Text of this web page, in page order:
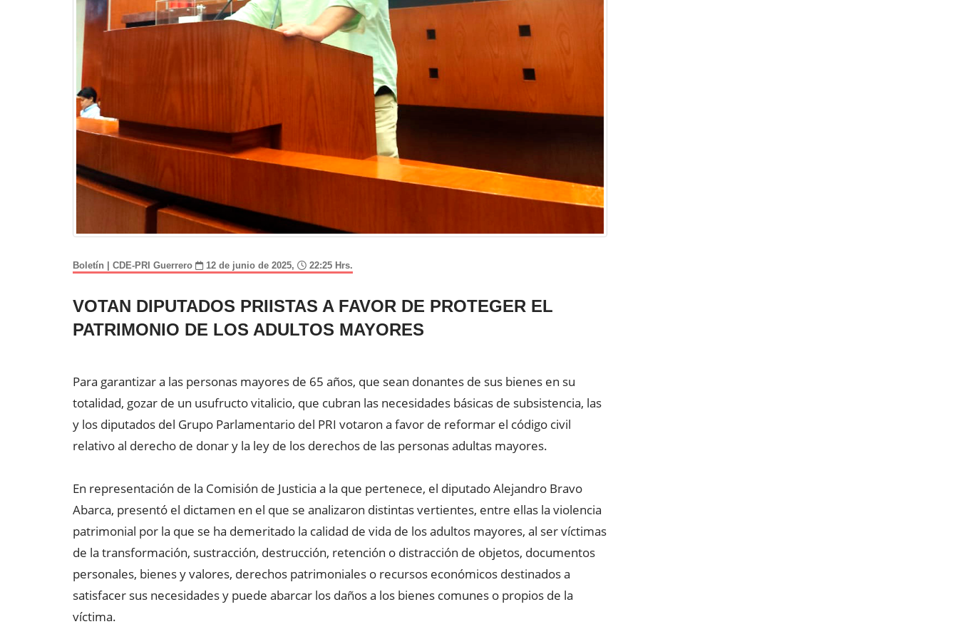
Boletín | CDE-PRI Guerrero 12 de junio de 2025, 22:25 Hrs.
VOTAN DIPUTADOS PRIISTAS A FAVOR DE PROTEGER EL
PATRIMONIO DE LOS ADULTOS MAYORES
Para garantizar a las personas mayores de 65 años, que sean donantes de sus bienes en su
totalidad, gozar de un usufructo vitalicio, que cubran las necesidades básicas de subsistencia, las
y los diputados del Grupo Parlamentario del PRI votaron a favor de reformar el código civil
relativo al derecho de donar y la ley de los derechos de las personas adultas mayores.
En representación de la Comisión de Justicia a la que pertenece, el diputado Alejandro Bravo
Abarca, presentó el dictamen en el que se analizaron distintas vertientes, entre ellas la violencia
patrimonial por la que se ha demeritado la calidad de vida de los adultos mayores, al ser víctimas
de la transformación, sustracción, destrucción, retención o distracción de objetos, documentos
personales, bienes y valores, derechos patrimoniales o recursos económicos destinados a
satisfacer sus necesidades y puede abarcar los daños a los bienes comunes o propios de la
víctima.